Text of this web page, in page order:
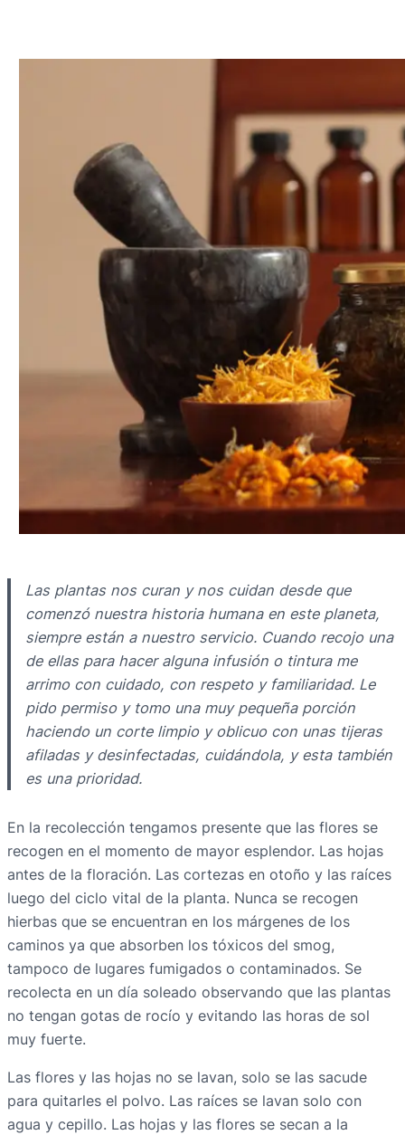
Las plantas nos curan y nos cuidan desde que
comenzó nuestra historia humana en este planeta,
siempre están a nuestro servicio. Cuando recojo una
de ellas para hacer alguna infusión o tintura me
arrimo con cuidado, con respeto y familiaridad. Le
pido permiso y tomo una muy pequeña porción
haciendo un corte limpio y oblicuo con unas tijeras
afiladas y desinfectadas, cuidándola, y esta también
es una prioridad.
En la recolección tengamos presente que las flores se
recogen en el momento de mayor esplendor. Las hojas
antes de la floración. Las cortezas en otoño y las raíces
luego del ciclo vital de la planta. Nunca se recogen
hierbas que se encuentran en los márgenes de los
caminos ya que absorben los tóxicos del smog,
tampoco de lugares fumigados o contaminados. Se
recolecta en un día soleado observando que las plantas
no tengan gotas de rocío y evitando las horas de sol
muy fuerte.
Las flores y las hojas no se lavan, solo se las sacude
para quitarles el polvo. Las raíces se lavan solo con
agua y cepillo. Las hojas y las flores se secan a la